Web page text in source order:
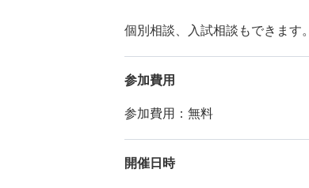
個別相談、入試相談もできます。
参加費用
参加費用：無料
開催日時